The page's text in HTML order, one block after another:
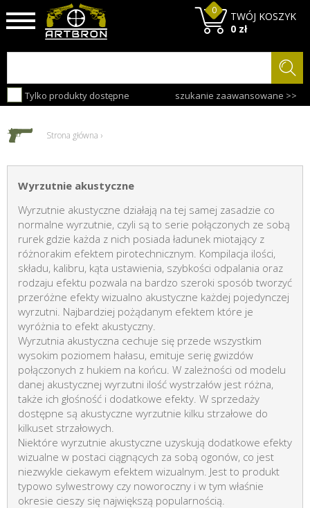
Tylko produkty dostępne szukanie zaawansowane >>
TWÓJ KOSZYK
0
0 zł
Strona główna ›
Wyrzutnie akustyczne
Wyrzutnie akustyczne działają na tej samej zasadzie co
normalne wyrzutnie, czyli są to serie połączonych ze sobą
rurek gdzie każda z nich posiada ładunek miotający z
różnorakim efektem pirotechnicznym. Kompilacja ilości,
składu, kalibru, kąta ustawienia, szybkości odpalania oraz
rodzaju efektu pozwala na bardzo szeroki sposób tworzyć
przeróżne efekty wizualno akustyczne każdej pojedynczej
wyrzutni. Najbardziej pożądanym efektem które je
wyróżnia to efekt akustyczny.
Wyrzutnia akustyczna cechuje się przede wszystkim
wysokim poziomem hałasu, emituje serię gwizdów
połączonych z hukiem na końcu. W zależności od modelu
danej akustycznej wyrzutni ilość wystrzałów jest różna,
także ich głośność i dodatkowe efekty. W sprzedaży
dostępne są akustyczne wyrzutnie kilku strzałowe do
kilkuset strzałowych.
Niektóre wyrzutnie akustyczne uzyskują dodatkowe efekty
wizualne w postaci ciągnących za sobą ogonów, co jest
niezwykle ciekawym efektem wizualnym. Jest to produkt
typowo sylwestrowy czy noworoczny i w tym właśnie
okresie cieszy się największą popularnością.